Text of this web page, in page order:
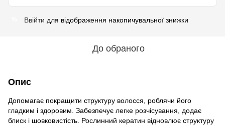
Ввійти для відображення накопичувальної знижки
До обраного
Опис
Допомагає покращити структуру волосся, роблячи його
гладким і здоровим. Забезпечує легке розчісування, додає
блиск і шовковистість. Рослинний кератин відновлює структуру